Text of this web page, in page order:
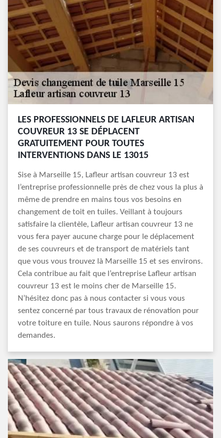
LES PROFESSIONNELS DE LAFLEUR ARTISAN
COUVREUR 13 SE DÉPLACENT
GRATUITEMENT POUR TOUTES
INTERVENTIONS DANS LE 13015
Sise à Marseille 15, Lafleur artisan couvreur 13 est
l’entreprise professionnelle près de chez vous la plus à
même de prendre en mains tous vos besoins en
changement de toit en tuiles. Veillant à toujours
satisfaire la clientèle, Lafleur artisan couvreur 13 ne
vous fera payer aucune charge pour le déplacement
de ses couvreurs et de transport de matériels tant
que vous vous trouvez là Marseille 15 et ses environs.
Cela contribue au fait que l’entreprise Lafleur artisan
couvreur 13 est le moins cher de Marseille 15.
N’hésitez donc pas à nous contacter si vous vous
sentez concerné par tous travaux de rénovation pour
votre toiture en tuile. Nous saurons répondre à vos
demandes.